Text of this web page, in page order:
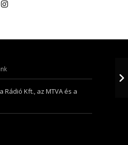
Kft., az MTVA és a